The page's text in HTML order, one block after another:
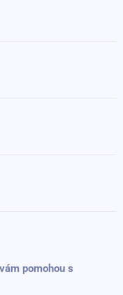
Ptejte se nás, rádi
pomohou s